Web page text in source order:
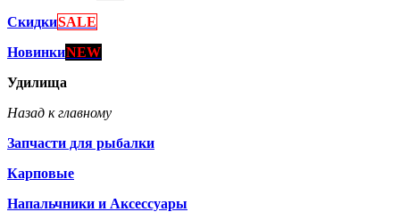
СкидкиSALE
НовинкиNEW
Удилища
Назад к главному
Запчасти для рыбалки
Карповые
Напальчники и Аксессуары